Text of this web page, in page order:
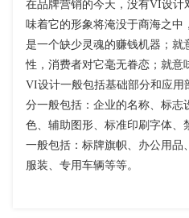
在品牌营销的今天，没有VI设计
味着它的形象将淹没于商海之中
是一个缺少灵魂的赚钱机器；就
性，消费者对它毫无眷恋；就意
VI设计一般包括基础部分和应用
分一般包括：企业的名称、标志
色、辅助图形、标准印刷字体、
一般包括：标牌旗帜、办公用品
服装、专用车辆等等。